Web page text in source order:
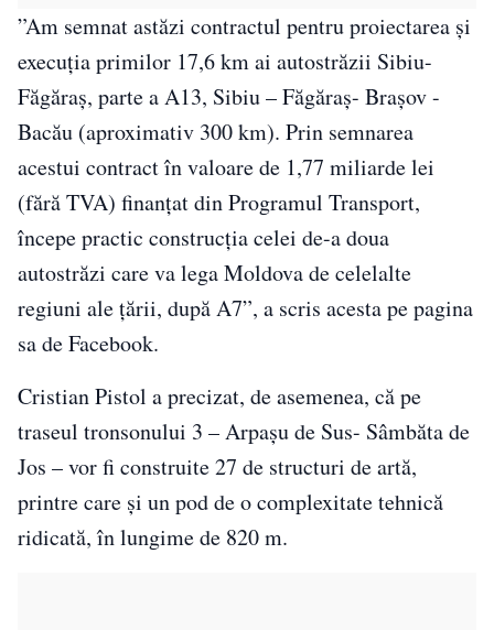
”Am semnat astăzi contractul pentru proiectarea şi
execuţia primilor 17,6 km ai autostrăzii Sibiu-
Făgăraş, parte a A13, Sibiu – Făgăraş- Braşov -
Bacău (aproximativ 300 km). Prin semnarea
acestui contract în valoare de 1,77 miliarde lei
(fără TVA) finanţat din Programul Transport,
începe practic construcţia celei de-a doua
autostrăzi care va lega Moldova de celelalte
regiuni ale ţării, după A7”, a scris acesta pe pagina
sa de Facebook.
Cristian Pistol a precizat, de asemenea, că pe
traseul tronsonului 3 – Arpaşu de Sus- Sâmbăta de
Jos – vor fi construite 27 de structuri de artă,
printre care şi un pod de o complexitate tehnică
ridicată, în lungime de 820 m.